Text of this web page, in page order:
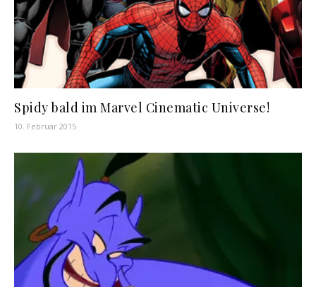
Spidy bald im Marvel Cinematic Universe!
10. Februar 2015